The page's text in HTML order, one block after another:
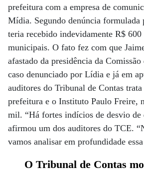
prefeitura com a empresa de
Mídia. Segundo denúncia formulada
teria recebido indevidamente R$
municipais. O fato fez com que
afastado da presidência da
caso denunciado por Lídia e já em
auditores do Tribunal de Contas
prefeitura e o Instituto Paulo Freire,
mil. “Há fortes indícios de desvio
afirmou um dos auditores do TCE.
vamos analisar em profundidade
O Tribunal de Contas